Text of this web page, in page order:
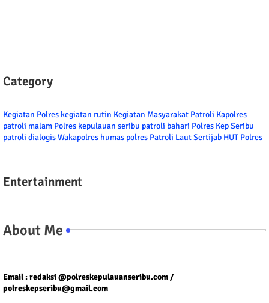
Category
Kegiatan Polres kegiatan rutin Kegiatan Masyarakat Patroli Kapolres
patroli malam Polres kepulauan seribu patroli bahari Polres Kep Seribu
patroli dialogisWakapolres humas polres Patroli LautSertijab HUT Polres
Entertainment
About Me
Email : redaksi @polreskepulauanseribu.com /
polreskepseribu@gmail.com